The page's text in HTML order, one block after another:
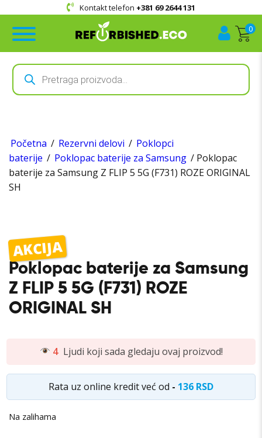
Kontakt telefon +381 69 2644 131
0
Products
search
Početna / Rezervni delovi / Poklopci
baterije / Poklopac baterije za Samsung / Poklopac
baterije za Samsung Z FLIP 5 5G (F731) ROZE ORIGINAL
SH
4 Ljudi koji sada gledaju ovaj proizvod!
Rata uz online kredit već od - 136 RSD
AKCIJA
Poklopac baterije za Samsung
Z FLIP 5 5G (F731) ROZE
ORIGINAL SH
Na zalihama